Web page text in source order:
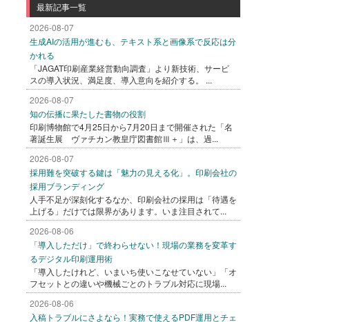
最新記事一覧
2026-08-07
生成AIの活用が進むも、テキスト系と画像系で反応は分
かれる
「JAGAT印刷産業経営動向調査」より新技術、サービ
スの導入状況、満足度、導入意向を紹介する。 ...
2026-08-07
知の伝播に果たした書物の役割
印刷博物館で4月25日から7月20日まで開催された「名
著誕生展 ヴァチカン教皇庁図書館Ⅲ＋」は、過...
2026-08-07
採用難を突破する鍵は「魅力の見える化」。印刷会社の
採用ブランディング
人手不足が深刻化するなか、印刷会社の採用は「待遇を
上げる」だけでは限界があります。いま注目されて...
2026-08-06
「導入しただけ」で終わらせない！現場の業務を変革す
るデジタル印刷運用術
「導入したけれど、いまいち使いこなせていない」「オ
フセットとの違いや機械ごとのトラブル対応に現場...
2026-08-06
入稿トラブルにさよなら！実務で使えるPDF運用とチェ